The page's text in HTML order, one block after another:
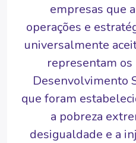
empresas que
operações e
universalmente
representam
Desenvolvimento
que foram
a pobreza
desigualdade e a